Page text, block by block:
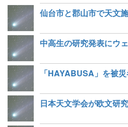
仙台市と郡山市で天文
中高生の研究発表にウ